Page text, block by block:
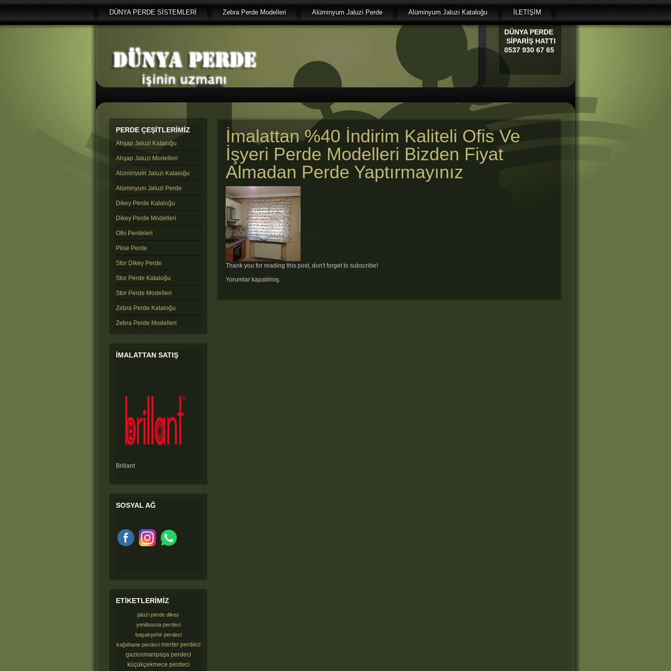
DÜNYA PERDE SİSTEMLERİ Zebra Perde Modelleri Alüminyum Jaluzi Perde Alüminyum Jaluzi Kataloğu İLETİŞİM
DÜNYAPERDE
SİPARİŞ HATTI
0537 930 67 65
İmalattan %40 İndirim Kaliteli Ofis Ve
İşyeri Perde Modelleri Bizden Fiyat
Almadan Perde Yaptırmayınız
Thank you for reading this post, don't forget to subscribe!
Yorumlar kapatılmış.
PERDE ÇEŞİTLERİMİZ
Ahşap Jaluzi Kataloğu
Ahşap Jaluzi Modelleri
Alüminyum Jaluzi Kataloğu
Alüminyum Jaluzi Perde
Dikey Perde Kataloğu
Dikey Perde Modelleri
Ofis Perdeleri
Plise Perde
Stor Dikey Perde
Stor Perde Kataloğu
Stor Perde Modelleri
Zebra Perde Kataloğu
Zebra Perde Modelleri
IMALATTAN SATIŞ
Brillant
SOSYAL AĞ
ETIKETLERIMIZ
jaluzi perde dikey
yenibosna perdeci
başakşehir perdeci
kağıthane perdeci merter perdeci
gaziosmanpaşa perdeci
küçükçekmece perdeci